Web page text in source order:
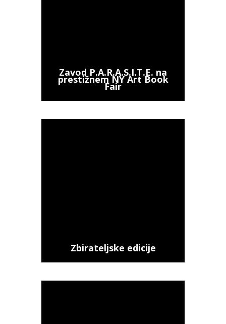
Zavod P.A.R.A.S.I.T.E. na
prestižnem NY Art Book
Fair
Zbirateljske edicije